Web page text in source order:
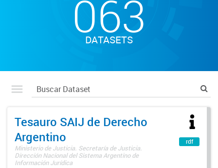
063
DATASETS
Tesauro SAIJ de Derecho
Argentino
Ministerio de Justicia. Secretaría de Justicia.
Dirección Nacional del Sistema Argentino de
Información Jurídica
rdf